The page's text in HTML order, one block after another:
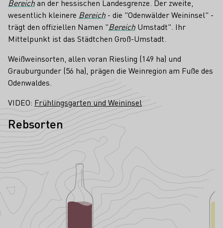
Bereichan der hessischen Landesgrenze. Der zweite,
wesentlich kleinere Bereich - die "Odenwälder Weininsel" -
trägt den offiziellen Namen "Bereich Umstadt". Ihr
Mittelpunkt ist das Städtchen Groß-Umstadt.
Weißweinsorten, allen voran Riesling (149 ha) und
Grauburgunder (56 ha), prägen die Weinregion am Fuße des
Odenwaldes.
VIDEO: Frühlingsgarten und Weininsel
Rebsorten